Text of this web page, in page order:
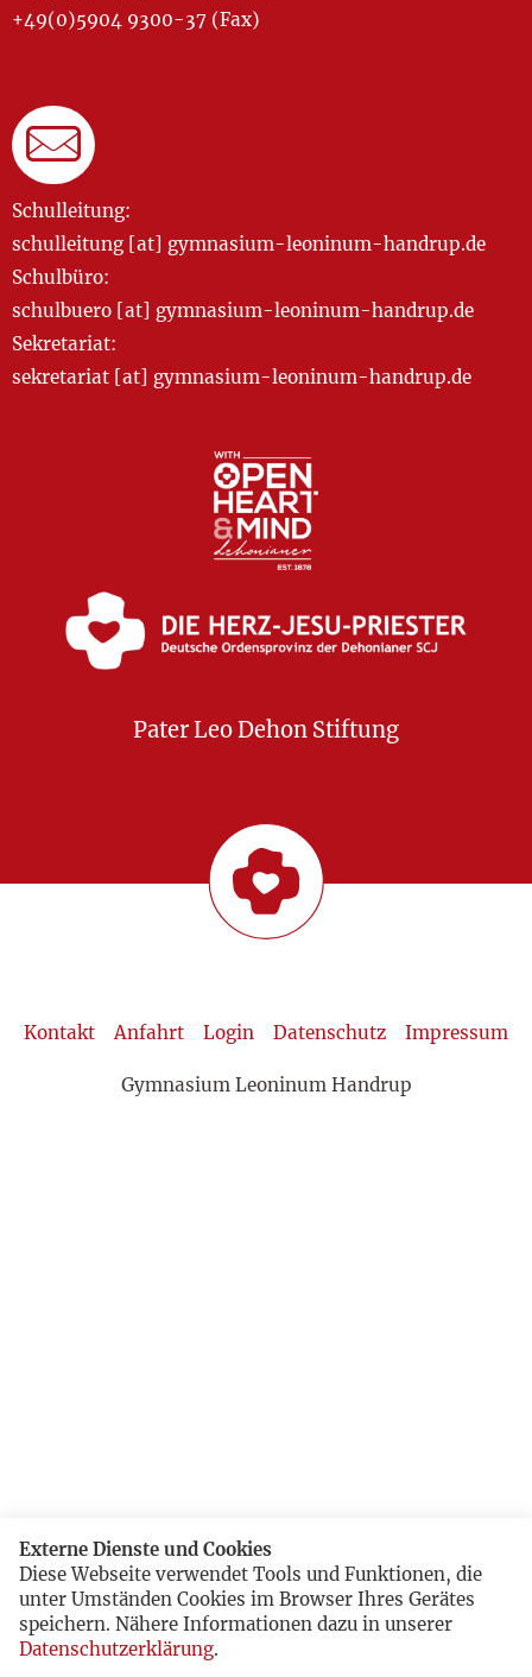
+49(0)5904 9300-37 (Fax)
Schulleitung:
schulleitung [at] gymnasium-leoninum-handrup.de
Schulbüro:
schulbuero [at] gymnasium-leoninum-handrup.de
Sekretariat:
sekretariat [at] gymnasium-leoninum-handrup.de
Pater Leo Dehon Stiftung
Kontakt Anfahrt Login Datenschutz Impressum
Gymnasium Leoninum Handrup
Externe Dienste und Cookies
Diese Webseite verwendet Tools und Funktionen, die
unter Umständen Cookies im Browser Ihres Gerätes
speichern. Nähere Informationen dazu in unserer
Datenschutzerklärung.